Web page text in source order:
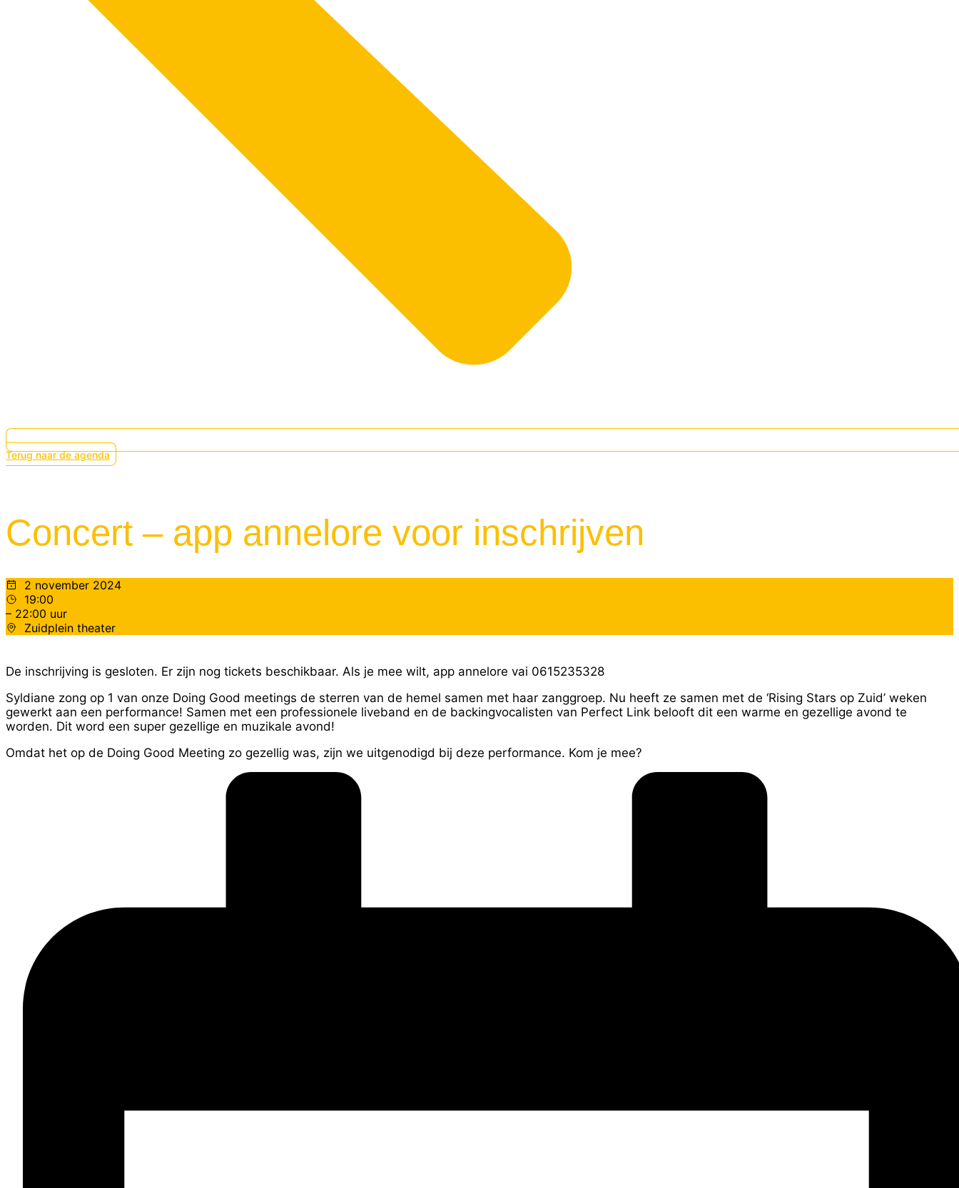
Terug naar de agenda
Concert – app annelore voor inschrijven
2 november 2024
19:00
– 22:00 uur
Zuidplein theater
De inschrijving is gesloten. Er zijn nog tickets beschikbaar. Als je mee wilt, app annelore vai 0615235328
Syldiane zong op 1 van onze Doing Good meetings de sterren van de hemel samen met haar zanggroep. Nu heeft ze samen met de ‘Rising Stars op Zuid’ weken
gewerkt aan een performance! Samen met een professionele liveband en de backingvocalisten van Perfect Link belooft dit een warme en gezellige avond te
worden. Dit word een super gezellige en muzikale avond!
Omdat het op de Doing Good Meeting zo gezellig was, zijn we uitgenodigd bij deze performance. Kom je mee?